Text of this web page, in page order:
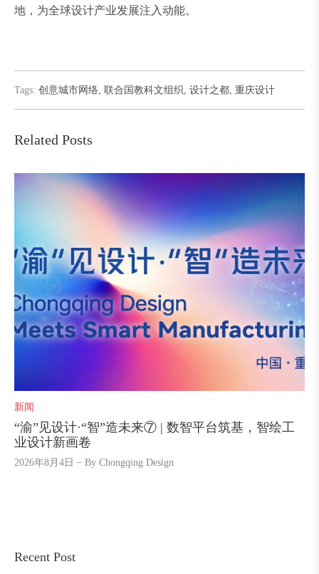
Recent Post
地，为全球设计产业发展注入动能。
Tags: 创意城市网络, 联合国教科文组织, 设计之都, 重庆设计
Related Posts
新闻
“渝”见设计·“智”造未来⑦ | 数智平台筑基，智绘工
业设计新画卷
2026年8月4日 ByChongqing Design